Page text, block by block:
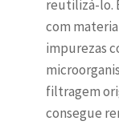
reutilizá-lo.
com
impurezas
filtragem
consegue